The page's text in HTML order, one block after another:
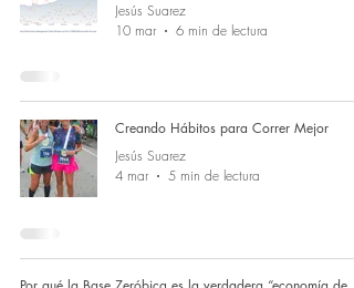
Jesús Suarez
10 mar
6 min de lectura
Creando Hábitos para Correr Mejor
Jesús Suarez
4 mar
5 min de lectura